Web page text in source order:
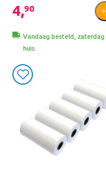
4,90
Vandaag besteld, zaterdag
huis